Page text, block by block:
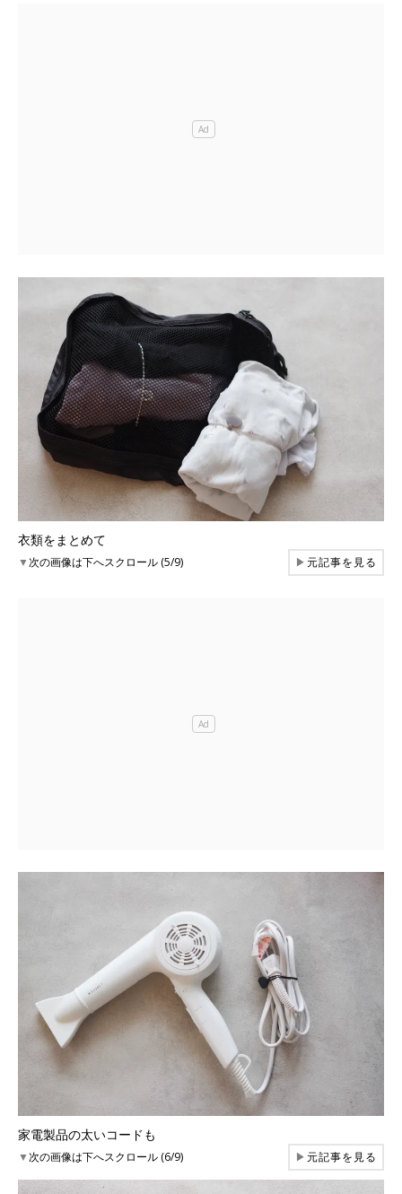
衣類をまとめて
▼次の画像は下へスクロール (5/9) ▶元記事を見る
家電製品の太いコードも
▼次の画像は下へスクロール (6/9) ▶元記事を見る